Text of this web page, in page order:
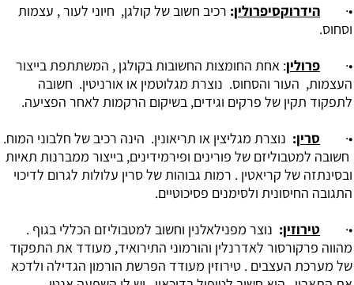
•· הידרוקסיפרולין: רכיב חשוב של קולגן, חיוני לעור , עצמות
וסחוס.
•· פרולין: אחת החומצות החשובות בקולגן , המשתתפת בייצור
העצמות, העור והסחוס. נוצרת מגלוטמין או אורניטין. חשובה
לתפקוד תקין של פרקים וגידים, בשיקום הרקמות לאחר הפציעה.
•· סרין: נוצרת מגליצין או תריאונין. הינה רכיב של חלבוני המוח.
חשובה למטבוליזם של פורינים ופירמידינים, בייצור ממברנות תאיות
ובסינתזה של קריאטין . רמות גבוהות של סרין עלולות לגרום לדיכוי
התגובה החיסונית ולסימנים פסיכוטיים.
•· טירוזין: נוצר מפנילאלנין וחשוב למטבוליזם הכללי בגוף .
מהווה פרקורסור לאדרנלין והורמוני התירואיד, מעודד את התפקוד
של מערכת העצבים . טירוזין מעודד הפרשת הורמון הגדילה ולדכא